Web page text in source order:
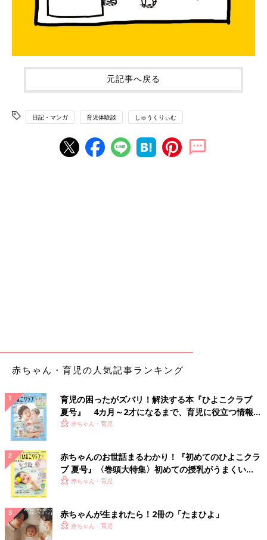
元記事へ戻る
日記・マンガ 育児体験談 しゅうくりぃむ
赤ちゃん・育児の人気記事ランキング
育児の困ったがズバリ！解決する本『ひよこクラブ
夏号』 4カ月～2才になるまで、育児に役立つ情報が
いっぱい！
赤ちゃん・育児
赤ちゃんのお世話まるわかり！『初めてのひよこクラ
ブ 夏号』〈巻頭大特集〉初めての授乳がうまくい
く！ おっぱい・ミルクの基本と夏のトラブル 解決テ
赤ちゃん・育児
赤ちゃんが生まれたら！2冊の「たまひよ」
赤ちゃん・育児